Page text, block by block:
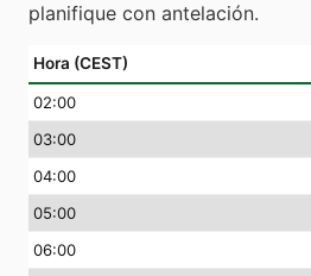
planifique con antelación.
Hora (CEST)
02:00
03:00
04:00
05:00
06:00